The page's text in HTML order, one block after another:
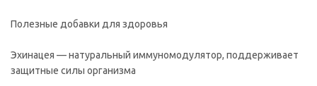
Полезные добавки для здоровья
Эхинацея — натуральный иммуномодулятор, поддерживает
защитные силы организма